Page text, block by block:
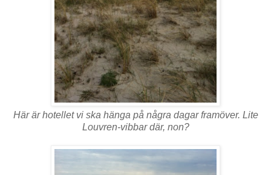
Här är hotellet vi ska hänga på några dagar framöver. Lite
Louvren-vibbar där, non?